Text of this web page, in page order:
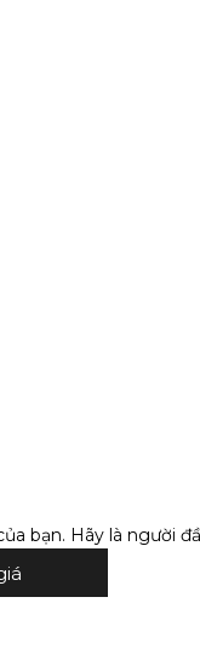
bạn. Hãy là người